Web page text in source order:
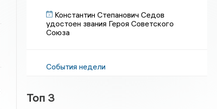
Константин Степанович Седов
удостоен звания Героя Советского
Союза
События недели
Топ 3